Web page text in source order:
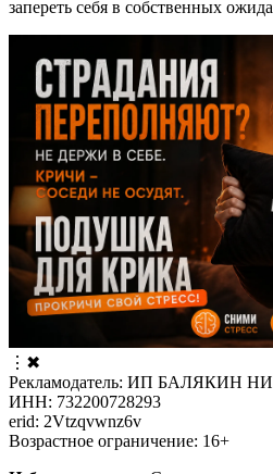
запереть себя в собственных
⋮ ✖
Рекламодатель: ИП БАЛЯКИН
ИНН: 732200728293
erid: 2Vtzqvwnz6v
Возрастное ограничение: 16+